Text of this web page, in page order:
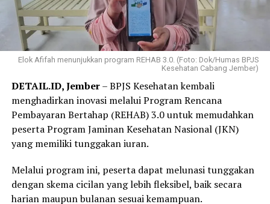
Elok Afifah menunjukkan program REHAB 3.0. (Foto: Dok/Humas BPJS
Kesehatan Cabang Jember)
DETAIL.ID, Jember– BPJS Kesehatan kembali
menghadirkan inovasi melalui Program Rencana
Pembayaran Bertahap (REHAB) 3.0 untuk memudahkan
peserta Program Jaminan Kesehatan Nasional (JKN)
yang memiliki tunggakan iuran.
Melalui program ini, peserta dapat melunasi tunggakan
dengan skema cicilan yang lebih fleksibel, baik secara
harian maupun bulanan sesuai kemampuan.